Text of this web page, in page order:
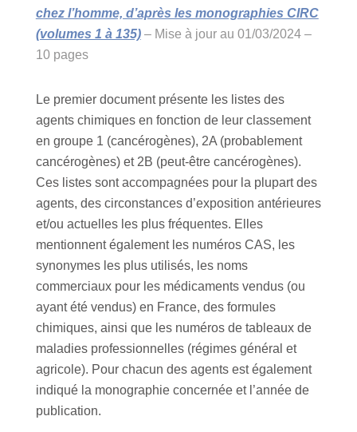
chez l’homme, d’après les monographies CIRC
(volumes 1 à 135)– Mise à jour au 01/03/2024 –
10 pages
Le premier document présente les listes des
agents chimiques en fonction de leur classement
en groupe 1 (cancérogènes), 2A (probablement
cancérogènes) et 2B (peut-être cancérogènes).
Ces listes sont accompagnées pour la plupart des
agents, des circonstances d’exposition antérieures
et/ou actuelles les plus fréquentes. Elles
mentionnent également les numéros CAS, les
synonymes les plus utilisés, les noms
commerciaux pour les médicaments vendus (ou
ayant été vendus) en France, des formules
chimiques, ainsi que les numéros de tableaux de
maladies professionnelles (régimes général et
agricole). Pour chacun des agents est également
indiqué la monographie concernée et l’année de
publication.